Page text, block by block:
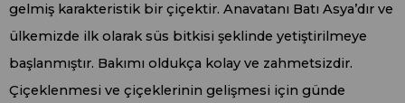
gelmiş karakteristik bir çiçektir. Anavatanı Batı Asya’dır ve
ülkemizde ilk olarak süs bitkisi şeklinde yetiştirilmeye
başlanmıştır. Bakımı oldukça kolay ve zahmetsizdir.
Çiçeklenmesi ve çiçeklerinin gelişmesi için günde